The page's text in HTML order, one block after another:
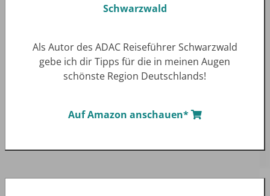
Als Autor des ADAC Reiseführer Schwarzwald
gebe ich dir Tipps für die in meinen Augen
schönste Region Deutschlands!
Auf Amazon anschauen*